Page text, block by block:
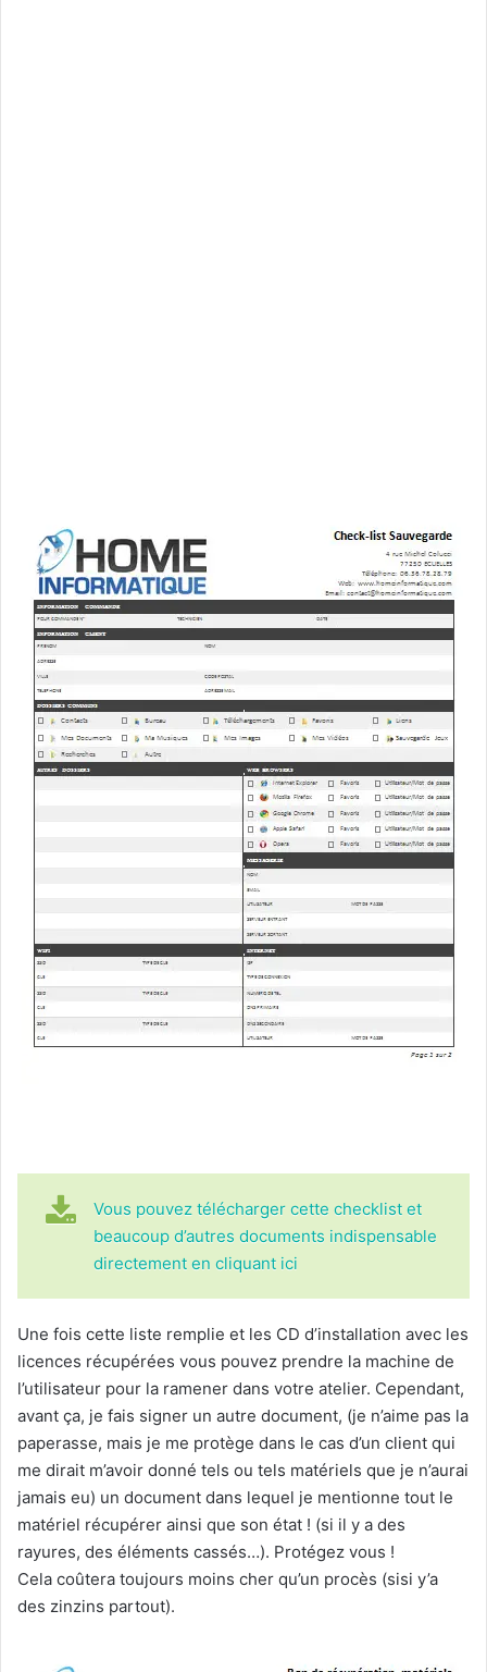
Vous pouvez télécharger cette checklist et
beaucoup d’autres documents indispensable
directement en cliquant ici
Une fois cette liste remplie et les CD d’installation avec les
licences récupérées vous pouvez prendre la machine de
l’utilisateur pour la ramener dans votre atelier. Cependant,
avant ça, je fais signer un autre document, (je n’aime pas la
paperasse, mais je me protège dans le cas d’un client qui
me dirait m’avoir donné tels ou tels matériels que je n’aurai
jamais eu) un document dans lequel je mentionne tout le
matériel récupérer ainsi que son état ! (si il y a des
rayures, des éléments cassés…). Protégez vous !
Cela coûtera toujours moins cher qu’un procès (sisi y’a
des zinzins partout).